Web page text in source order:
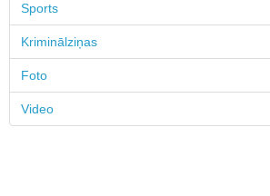
Sports
Kriminālziņas
Foto
Video